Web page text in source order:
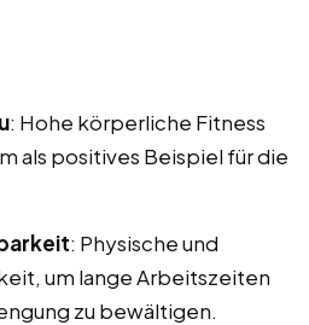
: Hohe körperliche Fitness
als positives Beispiel für die
: Physische und
um lange Arbeitszeiten
zu bewältigen.